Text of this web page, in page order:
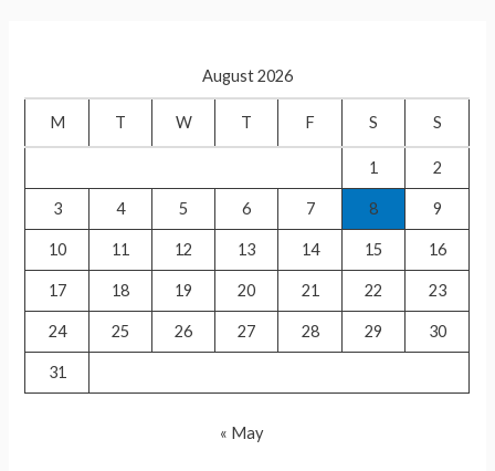
o
August 2026
M T W T F S S
1 2
3 4 5 6 7 8 9
10 11 12 13 14 15 16
17 18 19 20 21 22 23
24 25 26 27 28 29 30
31
« May